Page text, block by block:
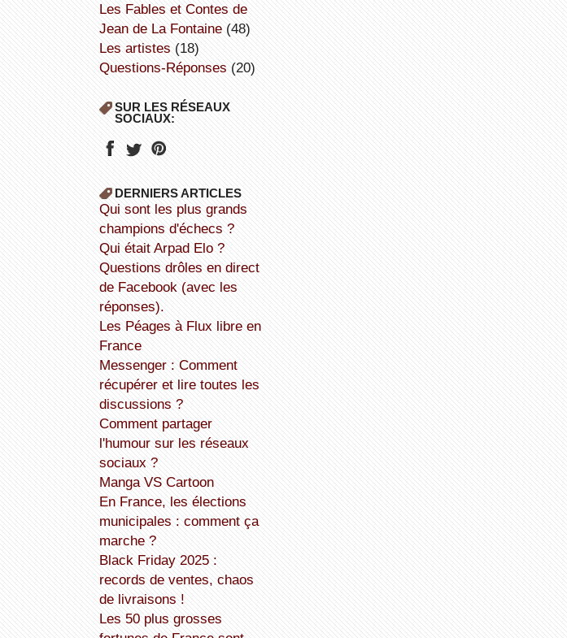
Les Fables et Contes de
Jean de La Fontaine(48)
Les artistes (18)
Questions-Réponses (20)
SUR LES RÉSEAUX
SOCIAUX:
DERNIERS ARTICLES
Qui sont les plus grands
champions d'échecs ?
Qui était Arpad Elo ?
Questions drôles en direct
de Facebook (avec les
réponses).
Les Péages à Flux libre en
France
Messenger : Comment
récupérer et lire toutes les
discussions ?
Comment partager
l'humour sur les réseaux
sociaux ?
Manga VS Cartoon
En France, les élections
municipales : comment ça
marche ?
Black Friday 2025 :
records de ventes, chaos
de livraisons !
Les 50 plus grosses